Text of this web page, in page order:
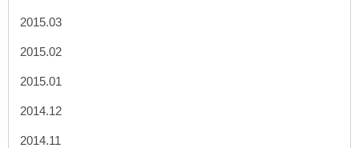
2015.03
2015.02
2015.01
2014.12
2014.11